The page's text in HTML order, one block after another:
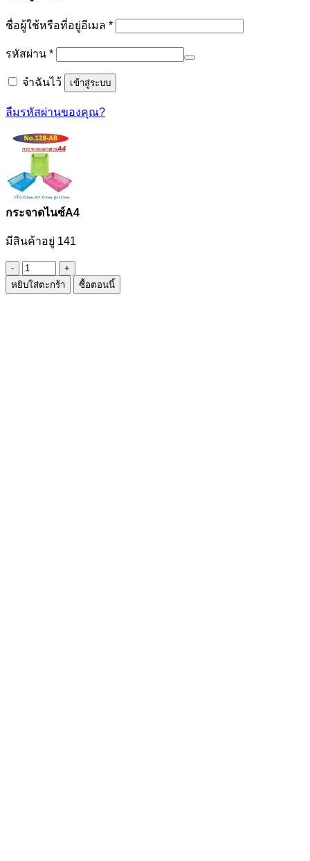
ชื่อผู้ใช้หรือที่อยู่อีเมล *ต้องการ
รหัสผ่าน *ต้องการ
จำฉันไว้ เข้าสู่ระบบ
ลืมรหัสผ่านของคุณ?
กระจาดไนซ์A4
มีสินค้าอยู่ 141
จำนวน
กระ
หยิบใส่ตะกร้า ซื้อตอนนี้